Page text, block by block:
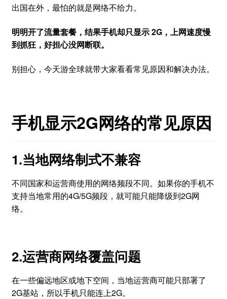
出国在外，最怕的就是网络不给力。
明明开了流量套餐，结果手机却只显示 2G，上网速度慢
到抓狂，好担心没网断联。
别担心，今天游全球就带大家看看常见原因和解决办法。
手机显示2G网络的常见原因
1.当地网络制式不兼容
不同国家和运营商使用的网络频段不同。如果你的手机不
支持当地常用的4G/5G频段，就可能只能降级到2G网
络。
2.运营商网络覆盖问题
在一些偏远地区或地下空间，当地运营商可能只部署了
2G基站，所以手机只能连上2G。